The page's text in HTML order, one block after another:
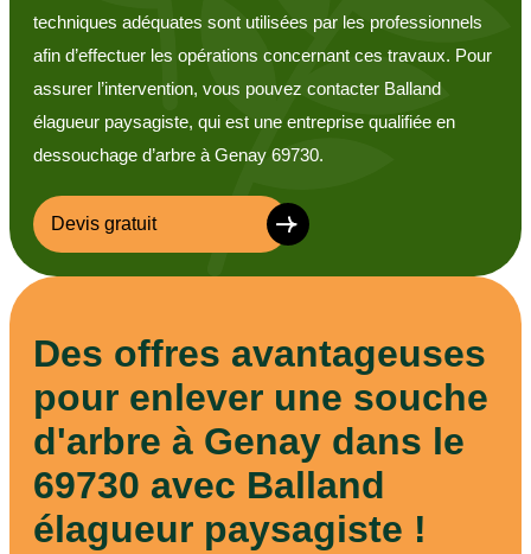
techniques adéquates sont utilisées par les professionnels
afin d’effectuer les opérations concernant ces travaux. Pour
assurer l’intervention, vous pouvez contacter Balland
élagueur paysagiste, qui est une entreprise qualifiée en
dessouchage d’arbre à Genay 69730.
Devis gratuit
Des offres avantageuses
pour enlever une souche
d'arbre à Genay dans le
69730 avec Balland
élagueur paysagiste !